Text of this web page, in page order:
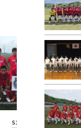
S1結果